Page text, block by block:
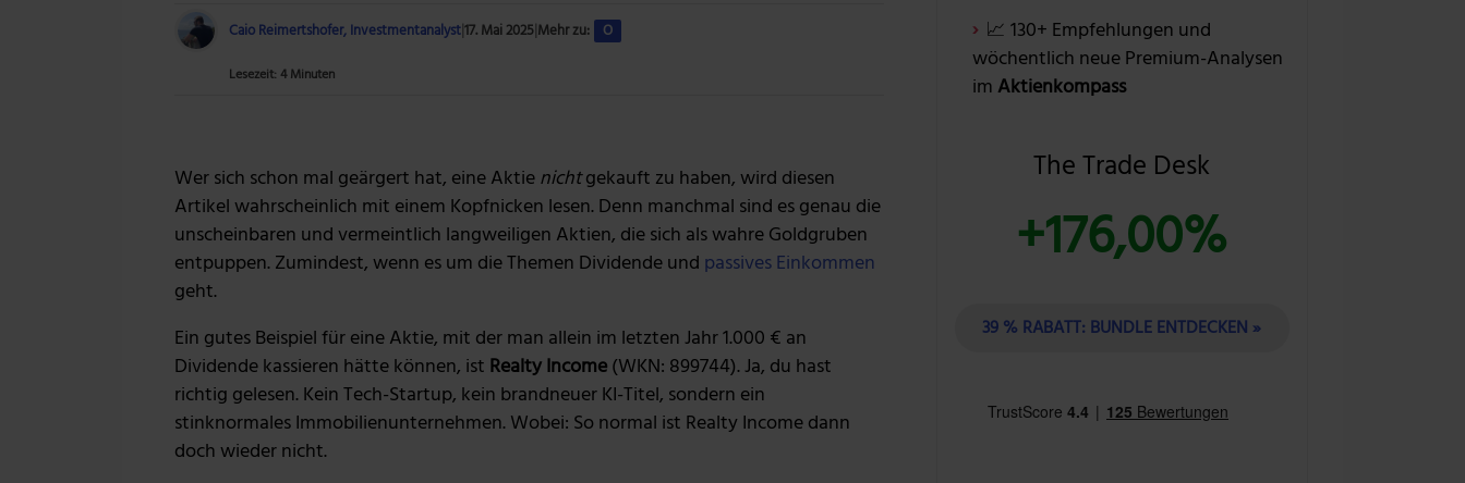
Caio Reimertshofer, Investmentanalyst17. Mai 2025Mehr zu: O
Lesezeit: 4 Minuten
Wer sich schon mal geärgert hat, eine Aktienichtgekauft zu haben, wird diesen
Artikel wahrscheinlich mit einem Kopfnicken lesen. Denn manchmal sind es genau die
unscheinbaren und vermeintlich langweiligen Aktien, die sich als wahre Goldgruben
entpuppen. Zumindest, wenn es um die Themen Dividende und passives Einkommen
geht.
Ein gutes Beispiel für eine Aktie, mit der man allein im letzten Jahr 1.000 € an
Dividende kassieren hätte können, ist Realty Income(WKN: 899744). Ja, du hast
richtig gelesen. Kein Tech-Startup, kein brandneuer KI-Titel, sondern ein
stinknormales Immobilienunternehmen. Wobei: So normal ist Realty Income dann
doch wieder nicht.
📈 130+ Empfehlungen und
wöchentlich neue Premium-Analysen
im Aktienkompass
The Trade Desk
+176,00%
39 % RABATT: BUNDLE ENTDECKEN »